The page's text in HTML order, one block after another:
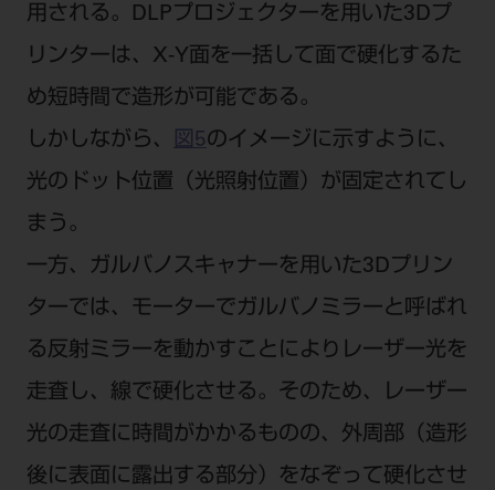
用される。DLPプロジェクターを用いた3Dプ
リンターは、X-Y面を一括して面で硬化するた
め短時間で造形が可能である。
しかしながら、
図5のイメージに示すように、
光のドット位置（光照射位置）が固定されてし
まう。
一方、ガルバノスキャナーを用いた3Dプリン
ターでは、モーターでガルバノミラーと呼ばれ
る反射ミラーを動かすことによりレーザー光を
走査し、線で硬化させる。そのため、レーザー
光の走査に時間がかかるものの、外周部（造形
後に表面に露出する部分）をなぞって硬化させ